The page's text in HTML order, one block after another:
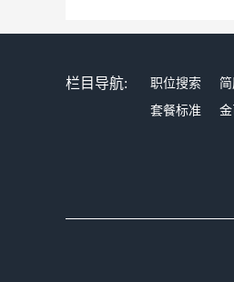
栏目导航: 职位搜索
套餐标准